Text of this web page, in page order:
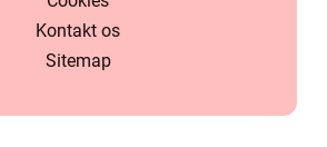
Kontakt os
Sitemap